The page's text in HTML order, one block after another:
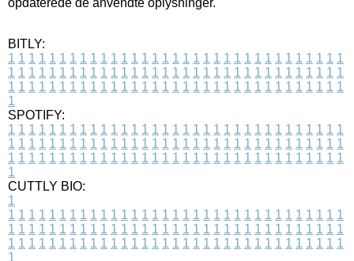
BITLY:
1 1 1 1 1 1 1 1 1 1 1 1 1 1 1 1 1 1 1 1 1 1 1 1 1 1 1 1 1 1 1 1 1
1 1 1 1 1 1 1 1 1 1 1 1 1 1 1 1 1 1 1 1 1 1 1 1 1 1 1 1 1 1 1 1 1
1 1 1 1 1 1 1 1 1 1 1 1 1 1 1 1 1 1 1 1 1 1 1 1 1 1 1 1 1 1 1 1 1
1
SPOTIFY:
1 1 1 1 1 1 1 1 1 1 1 1 1 1 1 1 1 1 1 1 1 1 1 1 1 1 1 1 1 1 1 1 1
1 1 1 1 1 1 1 1 1 1 1 1 1 1 1 1 1 1 1 1 1 1 1 1 1 1 1 1 1 1 1 1 1
1 1 1 1 1 1 1 1 1 1 1 1 1 1 1 1 1 1 1 1 1 1 1 1 1 1 1 1 1 1 1 1 1
1
CUTTLY BIO:
1
1 1 1 1 1 1 1 1 1 1 1 1 1 1 1 1 1 1 1 1 1 1 1 1 1 1 1 1 1 1 1 1 1
1 1 1 1 1 1 1 1 1 1 1 1 1 1 1 1 1 1 1 1 1 1 1 1 1 1 1 1 1 1 1 1 1
1 1 1 1 1 1 1 1 1 1 1 1 1 1 1 1 1 1 1 1 1 1 1 1 1 1 1 1 1 1 1 1 1
1